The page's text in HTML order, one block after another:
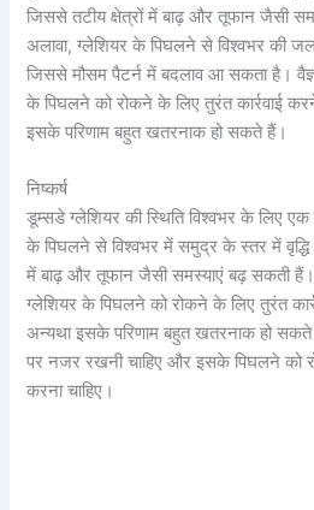
जिससे तटीय क्षेत्रों में बाढ़ और तूफान जैसी
अलावा, ग्लेशियर के पिघलने से विश्वभर की
जिससे मौसम पैटर्न में बदलाव आ सकता है।
के पिघलने को रोकने के लिए तुरंत कार्रवाई
इसके परिणाम बहुत खतरनाक हो सकते हैं।
निष्कर्ष
डूम्सडे ग्लेशियर की स्थिति विश्वभर के लिए एक
के पिघलने से विश्वभर में समुद्र के स्तर में वृद्धि
में बाढ़ और तूफान जैसी समस्याएं बढ़ सकती हैं।
ग्लेशियर के पिघलने को रोकने के लिए तुरंत
अन्यथा इसके परिणाम बहुत खतरनाक हो
पर नजर रखनी चाहिए और इसके पिघलने को
करना चाहिए।